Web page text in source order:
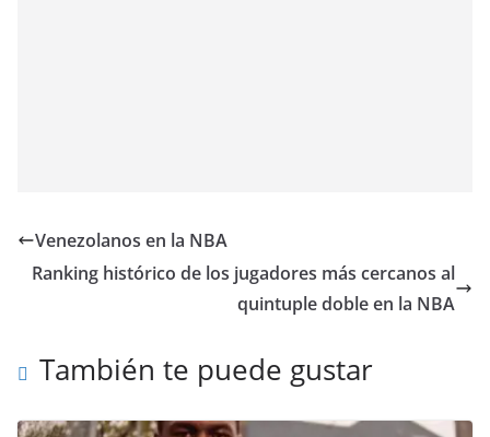
Venezolanos en la NBA
Ranking histórico de los jugadores más cercanos al
quintuple doble en la NBA
También te puede gustar